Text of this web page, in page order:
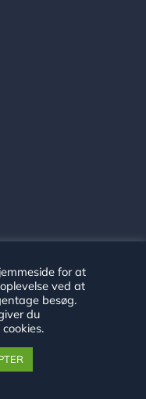
for at
ved at
besøg.
du